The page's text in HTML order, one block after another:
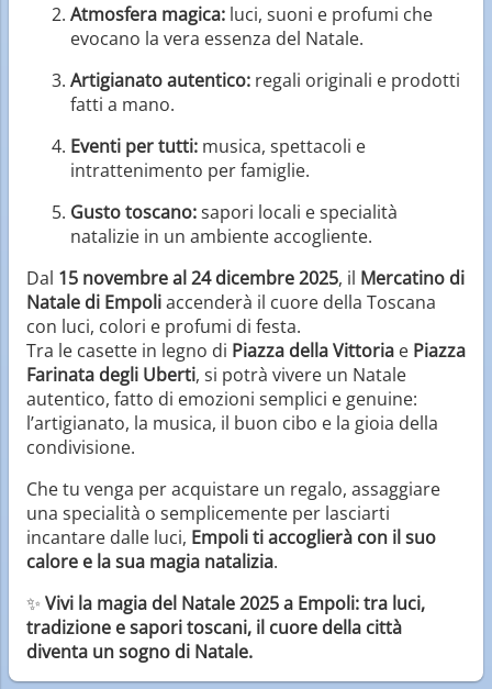
Atmosfera magica: luci, suoni e profumi che
evocano la vera essenza del Natale.
Artigianato autentico: regali originali e prodotti
fatti a mano.
Eventi per tutti: musica, spettacoli e
intrattenimento per famiglie.
Gusto toscano:sapori locali e specialità
natalizie in un ambiente accogliente.
Dal 15 novembre al 24 dicembre 2025, il Mercatino di
Natale di Empoliaccenderà il cuore della Toscana
con luci, colori e profumi di festa.
Tra le casette in legno di Piazza della Vittoria e Piazza
Farinata degli Uberti, si potrà vivere un Natale
autentico, fatto di emozioni semplici e genuine:
l’artigianato, la musica, il buon cibo e la gioia della
condivisione.
Che tu venga per acquistare un regalo, assaggiare
una specialità o semplicemente per lasciarti
incantare dalle luci, Empoli ti accoglierà con il suo
calore e la sua magia natalizia.
✨ Vivi la magia del Natale 2025 a Empoli: tra luci,
tradizione e sapori toscani, il cuore della città
diventa un sogno di Natale.